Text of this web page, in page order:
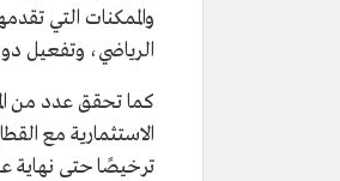
والممكنات التي
الرياضي، وتفعيل
كما تحقق عدد من
ترخيصًا حتى نهاية عام 1442هـ/